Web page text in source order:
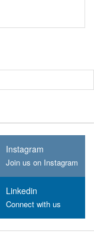
Instagram
Join us on Instagram
Linkedin
Connect with us